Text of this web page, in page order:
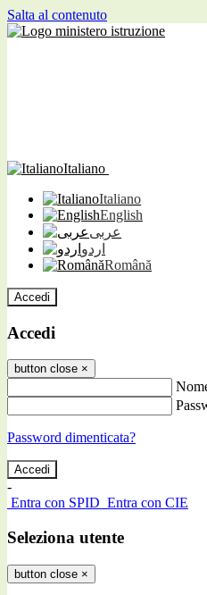
Salta al contenuto
Italiano
Italiano
English
عربى
اردو
Română
Accedi
Accedi
button close ×
Password dimenticata?
-
Entra con SPID Entra con CIE
Seleziona utente
button close ×